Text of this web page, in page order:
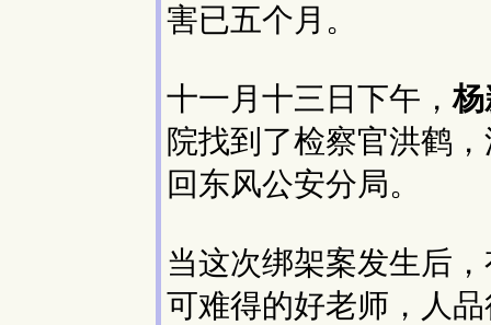
害已五个月。
十一月十三日下午，
院找到了检察官洪鹤
回东风公安分局。
当这次绑架案发生后
可难得的好老师，人